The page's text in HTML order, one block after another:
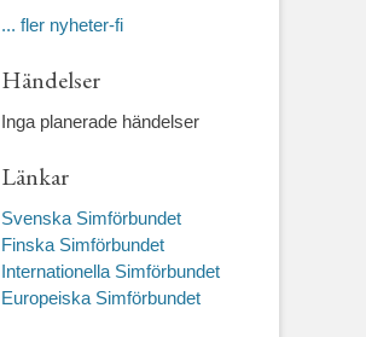
... fler nyheter-fi
Händelser
Inga planerade händelser
Länkar
Svenska Simförbundet
Finska Simförbundet
Internationella Simförbundet
Europeiska Simförbundet